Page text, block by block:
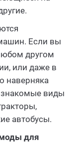
Если вы
другом
или даже в
наверняка
знакомые виды
автобусы.
для